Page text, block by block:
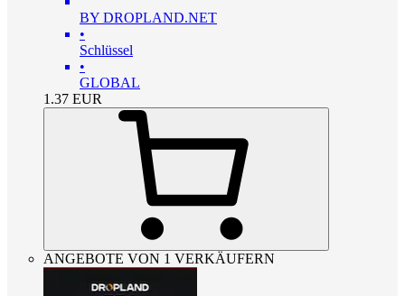
BY DROPLAND.NET
•
Schlüssel
•
GLOBAL
1.37 EUR
ANGEBOTE VON 1 VERKÄUFERN